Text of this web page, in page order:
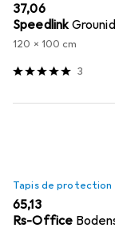
EUR
37,06
SpeedlinkGrounid
120 x 100 cm
3
Tapis de protection
EUR
65,13
Rs-Office